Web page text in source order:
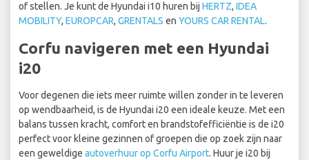
of stellen. Je kunt de Hyundai i10 huren bij HERTZ, IDEA
MOBILITY, EUROPCAR, GRENTALS en YOURS CAR RENTAL.
Corfu navigeren met een Hyundai
i20
Voor degenen die iets meer ruimte willen zonder in te leveren
op wendbaarheid, is de Hyundai i20 een ideale keuze. Met een
balans tussen kracht, comfort en brandstofefficiëntie is de i20
perfect voor kleine gezinnen of groepen die op zoek zijn naar
een geweldige autoverhuur op Corfu Airport. Huur je i20 bij